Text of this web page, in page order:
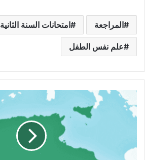
المراجعة امتحانات السنة الثانية
علم نفس الطفل
الزيريون
وتاريخ
الدولة